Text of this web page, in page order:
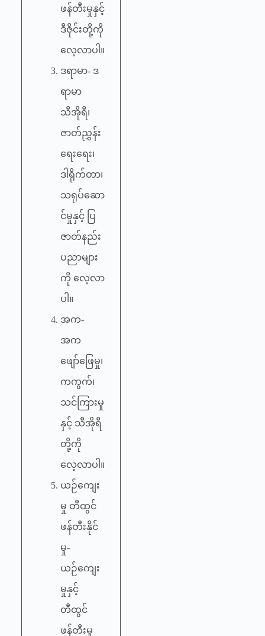
ဖန်တီးမှုနှင့်
ဒီဇိုင်းတို့ကို
လေ့လာပါ။
ဒရာမာ- ဒ
ရာမာ
သီအိုရီ၊
ဇာတ်ညွှန်း
ရေးရေး၊
ဒါရိုက်တာ၊
သရုပ်ဆော
င်မှုနှင့် ပြ
ဇာတ်နည်း
ပညာများ
ကို လေ့လာ
ပါ။
အက-
အက
ဖျော်ဖြေမှု၊
ကကွက်၊
သင်ကြားမှု
နှင့် သီအိုရီ
တို့ကို
လေ့လာပါ။
ယဉ်ကျေး
မှု တီထွင်
ဖန်တီးနိုင်
မှု-
ယဉ်ကျေး
မှုနှင့်
တီထွင်
ဖန်တီးမှု